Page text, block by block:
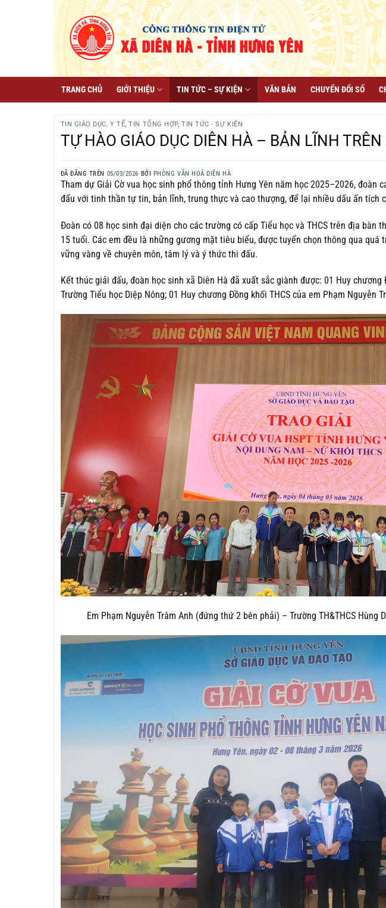
TRANG CHỦ GIỚI THIỆU TIN TỨC – SỰ KIỆN VĂN BẢN CHUYỂN ĐỔI SỐ
TIN GIÁO DỤC, Y TẾ,TIN TỔNG HỢP, TIN TỨC - SỰ KIỆN
TỰ HÀO GIÁO DỤC DIÊN HÀ – BẢN LĨNH TRÊN
ĐÃ ĐĂNG TRÊN 05/03/2026 BỞI PHÒNG VĂN HOÁ DIÊN HÀ
Tham dự Giải Cờ vua học sinh phổ thông tỉnh Hưng Yên năm học 2025–2026, đoàn
đấu với tinh thần tự tin, bản lĩnh, trung thực và cao thượng, để lại nhiều dấu ấn tích
Đoàn có 08 học sinh đại diện cho các trường có cấp Tiểu học và THCS trên địa bàn
15 tuổi. Các em đều là những gương mặt tiêu biểu, được tuyển chọn thông qua quá
vững vàng về chuyên môn, tâm lý và ý thức thi đấu.
Kết thúc giải đấu, đoàn học sinh xã Diên Hà đã xuất sắc giành được: 01 Huy
Trường Tiểu học Diệp Nông; 01 Huy chương Đồng khối THCS của em Phạm Nguyễn
Em Phạm Nguyễn Trâm Anh (đứng thứ 2 bên phải) – Trường TH&THCS Hùng